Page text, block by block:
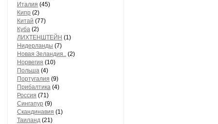
Италия (45)
Кипр (2)
Китай (77)
Куба (2)
ЛИХТЕНШТЕЙН (1)
Нидерланды (7)
Новая Зеландия.. (2)
Норвегия (10)
Польша (4)
Португалия (9)
Прибалтика (4)
Россия (71)
Сингапур (9)
Скандинавия (1)
Таиланд (21)